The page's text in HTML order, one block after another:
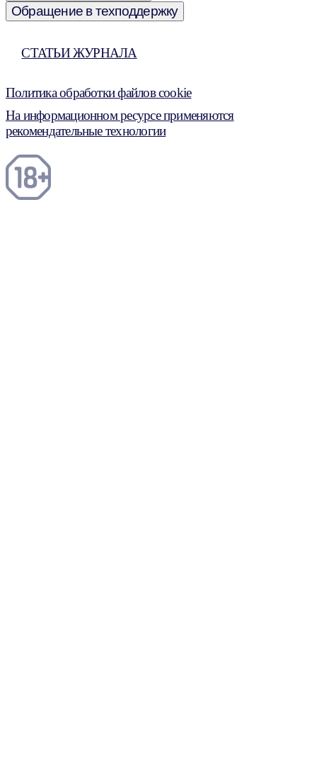
Обращение в техподдержку
СТАТЬИ ЖУРНАЛА
Политика обработки файлов cookie
На информационном ресурсе применяются
рекомендательные технологии